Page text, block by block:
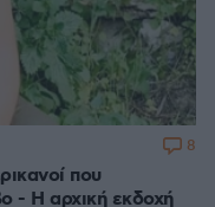
που
- Η αρχική εκδοχή
8